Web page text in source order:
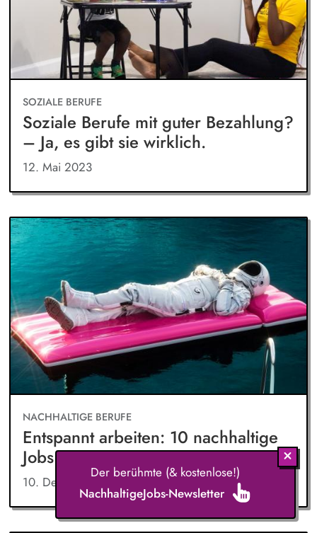
SOZIALE BERUFE
Soziale Berufe mit guter Bezahlung?
– Ja, es gibt sie wirklich.
12. Mai 2023
NACHHALTIGE BERUFE
Entspannt arbeiten: 10 nachhaltige
Jobs mit wenig Stress
10. Dezember 2025
Der berühmte (& kostenlose!)
NachhaltigeJobs-Newsletter